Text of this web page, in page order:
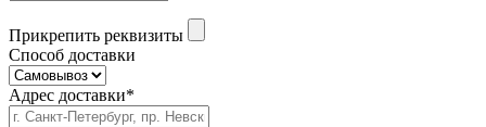
Прикрепить реквизиты
Способ доставки
Адрес доставки*